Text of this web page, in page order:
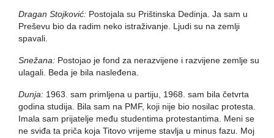
Dragan Stojković: Postojala su Prištinska Dedinja. Ja sam u
Preševu bio da radim neko istraživanje. Ljudi su na zemlji
spavali.
Snežana: Postojao je fond za nerazvijene i razvijene zemlje su
ulagali. Beda je bila nasleđena.
Dunja: 1963. sam primljena u partiju, 1968. sam bila četvrta
godina studija. Bila sam na PMF, koji nije bio nosilac protesta.
Imala sam prijatelje među studentima protestantima. Meni se
ne sviđa ta priča koja Titovo vrijeme stavlja u minus fazu. Moj